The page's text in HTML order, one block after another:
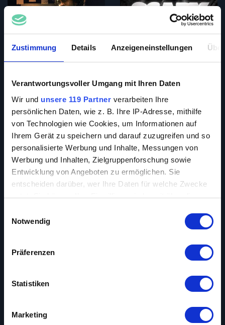
Zustimmung Details Anzeigeneinstellungen
Verantwortungsvoller Umgang mit Ihren Daten
Wir und unsere 119 Partner verarbeiten Ihre
persönlichen Daten, wie z. B. Ihre IP-Adresse, mithilfe
von Technologien wie Cookies, um Informationen auf
Ihrem Gerät zu speichern und darauf zuzugreifen und so
personalisierte Werbung und Inhalte, Messungen von
Werbung und Inhalten, Zielgruppenforschung sowie
Entwicklung von Angeboten zu ermöglichen. Sie
entscheiden darüber, wer Ihre Daten für welche Zwecke
nutzt. Sie können Ihre Einwilligung jederzeit über die
Trigger Symbol ändern oder widerrufen
Informationen über Ihre geografische Lage
können
bestimmten Merkmalen (Fingerprinting) identifizieren
Erfahren Sie mehr darüber, wie Ihre persönlichen Daten
Notwendig
Präferenzen
Statistiken
Marketing